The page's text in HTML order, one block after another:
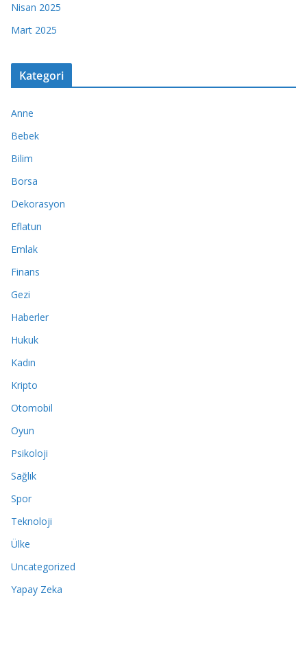
Nisan 2025
Mart 2025
Kategori
Anne
Bebek
Bilim
Borsa
Dekorasyon
Eflatun
Emlak
Finans
Gezi
Haberler
Hukuk
Kadın
Kripto
Otomobil
Oyun
Psikoloji
Sağlık
Spor
Teknoloji
Ülke
Uncategorized
Yapay Zeka